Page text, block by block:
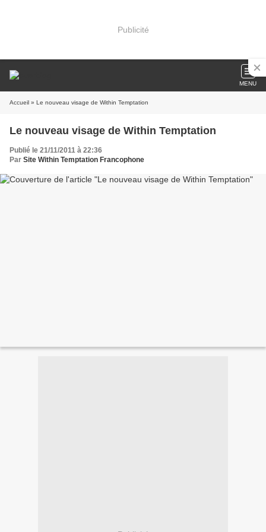
Publicité
MENU
Accueil » Le nouveau visage de Within Temptation
Le nouveau visage de Within Temptation
Publié le 21/11/2011 à 22:36
Par Site Within Temptation Francophone